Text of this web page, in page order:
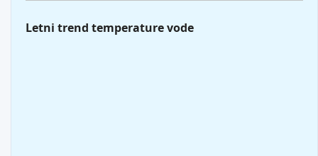
Letni trend temperature vode